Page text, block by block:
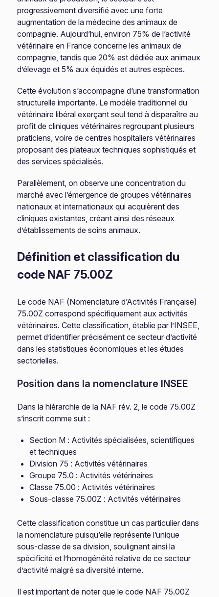
progressivement diversifié avec une forte
augmentation de la médecine des animaux de
compagnie. Aujourd’hui, environ 75% de l’activité
vétérinaire en France concerne les animaux de
compagnie, tandis que 20% est dédiée aux animaux
d’élevage et 5% aux équidés et autres espèces.
Cette évolution s’accompagne d’une transformation
structurelle importante. Le modèle traditionnel du
vétérinaire libéral exerçant seul tend à disparaître au
profit de cliniques vétérinaires regroupant plusieurs
praticiens, voire de centres hospitaliers vétérinaires
proposant des plateaux techniques sophistiqués et
des services spécialisés.
Parallèlement, on observe une concentration du
marché avec l’émergence de groupes vétérinaires
nationaux et internationaux qui acquièrent des
cliniques existantes, créant ainsi des réseaux
d’établissements de soins animaux.
Définition et classification du
code NAF 75.00Z
Le code NAF (Nomenclature d’Activités Française)
75.00Z correspond spécifiquement aux activités
vétérinaires. Cette classification, établie par l’INSEE,
permet d’identifier précisément ce secteur d’activité
dans les statistiques économiques et les études
sectorielles.
Position dans la nomenclature INSEE
Dans la hiérarchie de la NAF rév. 2, le code 75.00Z
s’inscrit comme suit :
Section M : Activités spécialisées, scientifiques
et techniques
Division 75 : Activités vétérinaires
Groupe 75.0 : Activités vétérinaires
Classe 75.00 : Activités vétérinaires
Sous-classe 75.00Z : Activités vétérinaires
Cette classification constitue un cas particulier dans
la nomenclature puisqu’elle représente l’unique
sous-classe de sa division, soulignant ainsi la
spécificité et l’homogénéité relative de ce secteur
d’activité malgré sa diversité interne.
Il est important de noter que le code NAF 75.00Z